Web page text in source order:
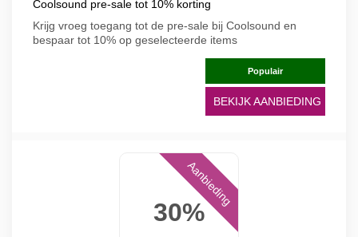
Coolsound pre-sale tot 10% korting
Krijg vroeg toegang tot de pre-sale bij Coolsound en
bespaar tot 10% op geselecteerde items
Populair
BEKIJK AANBIEDING
30%
Aanbieding